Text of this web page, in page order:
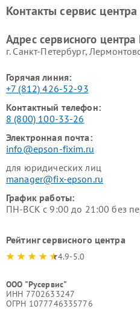
Контакты сервис центра
Адрес сервисного центра
г. Санкт-Петербург,
Горячая линия:
+7 (812) 426-52-93
Контактный телефон:
8 (800) 100-33-26
Электронная почта:
info@epson-fixim.ru
для юридических лиц
manager@fix-epson.ru
График работы:
ПН-ВСК с 9:00 до 21:00 без
Рейтинг сервисного центра
4.9-5.0
ООО "Русервис"
ИНН 7702633247
ОГРН 1077746335776